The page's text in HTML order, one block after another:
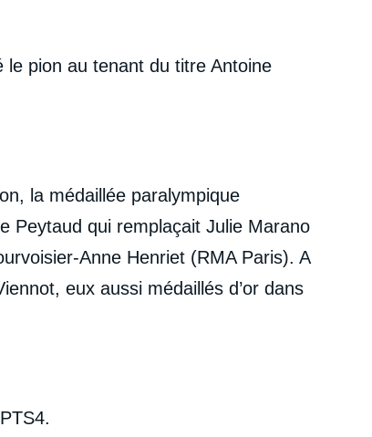
pion au tenant du titre Antoine
la médaillée paralympique
Peytaud qui remplaçait Julie Marano
Anne Henriet (RMA Paris). A
eux aussi médaillés d’or dans